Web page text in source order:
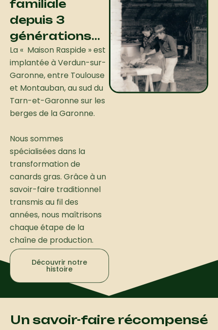
1980
Vente directe à Verdun sur Garonne
familiale
depuis 3
générations...
La « Maison Raspide » est
implantée à Verdun-sur-
Garonne, entre Toulouse
et Montauban, au sud du
Tarn-et-Garonne sur les
berges de la Garonne.
Nous sommes
spécialisées dans la
transformation de
canards gras. Grâce à un
savoir-faire traditionnel
transmis au fil des
années, nous maîtrisons
chaque étape de la
chaîne de production.
Découvrir notre
histoire
Un savoir-faire récompensé